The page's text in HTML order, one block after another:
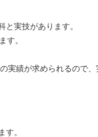
実技があります。
す。
実績が求められるので
す。